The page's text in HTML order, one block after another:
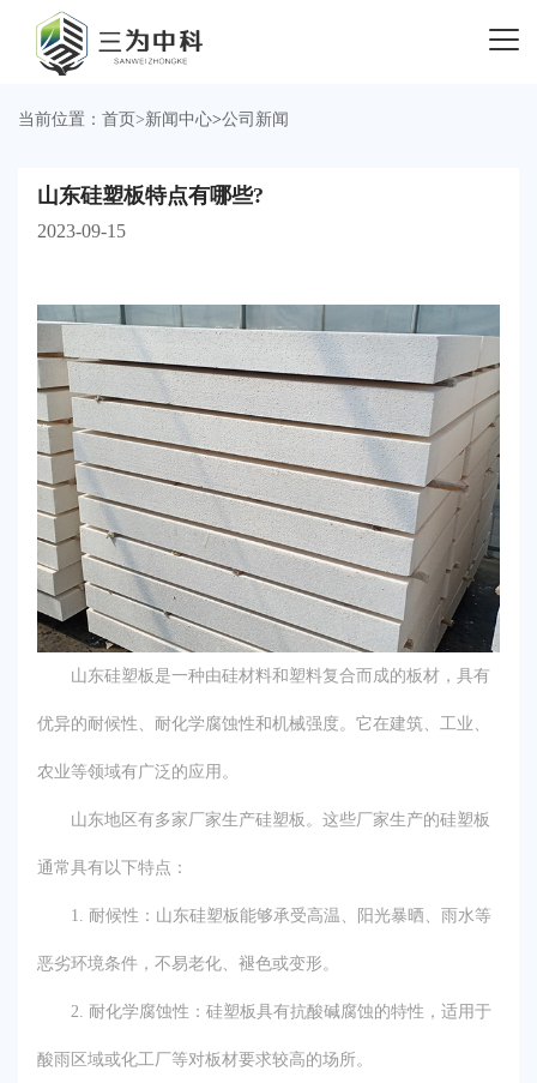
当前位置： 首页 >新闻中心>公司新闻
山东硅塑板特点有哪些?
2023-09-15
山东硅塑板是一种由硅材料和塑料复合而成的板材，具有
优异的耐候性、耐化学腐蚀性和机械强度。它在建筑、工业、
农业等领域有广泛的应用。
山东地区有多家厂家生产硅塑板。这些厂家生产的硅塑板
通常具有以下特点：
1. 耐候性：山东硅塑板能够承受高温、阳光暴晒、雨水等
恶劣环境条件，不易老化、褪色或变形。
2. 耐化学腐蚀性：硅塑板具有抗酸碱腐蚀的特性，适用于
酸雨区域或化工厂等对板材要求较高的场所。